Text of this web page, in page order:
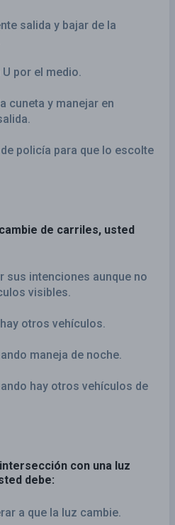
salida y bajar de la
por el medio.
cuneta y manejar en
policía para que lo escolte
de carriles, usted
sus intenciones aunque no
visibles.
otros vehículos.
maneja de noche.
hay otros vehículos de
con una luz
debe:
a que la luz cambie.